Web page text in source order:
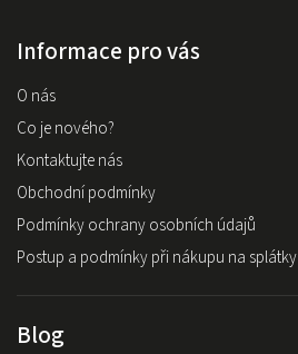
Informace pro vás
O nás
Co je nového?
Kontaktujte nás
Obchodní podmínky
Podmínky ochrany osobních údajů
Postup a podmínky při nákupu na splátky
Blog